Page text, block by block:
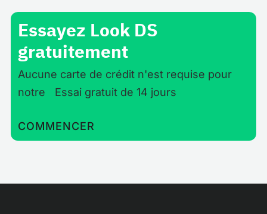
Essayez Look DS
gratuitement
Aucune carte de crédit n'est requise pour
notre Essai gratuit de 14 jours
COMMENCER